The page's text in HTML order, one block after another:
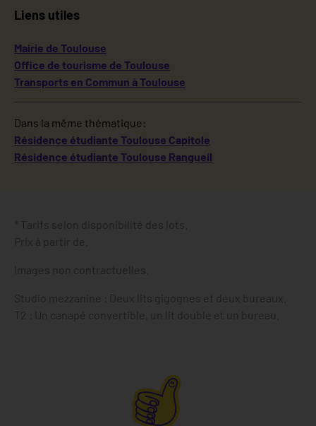
Liens utiles
Mairie de Toulouse
Office de tourisme de Toulouse
Transports en Commun à Toulouse
Dans la même thématique:
Résidence étudiante Toulouse Capitole
Résidence étudiante Toulouse Rangueil
* Tarifs selon disponibilité des lots.
Prix à partir de.
Images non contractuelles.
Studio mezzanine : Deux lits gigognes et deux bureaux.
T2 : Un canapé convertible, un lit double et un bureau.